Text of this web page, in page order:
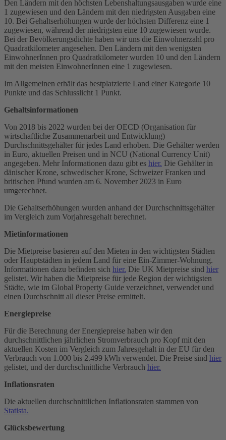
Den Ländern mit den höchsten Lebenshaltungsausgaben wurde eine
1 zugewiesen und den Ländern mit den niedrigsten Ausgaben eine
10. Bei Gehaltserhöhungen wurde der höchsten Differenz eine 1
zugewiesen, während der niedrigsten eine 10 zugewiesen wurde.
Bei der Bevölkerungsdichte haben wir uns die Einwohnerzahl pro
Quadratkilometer angesehen. Den Ländern mit den wenigsten
EinwohnerInnen pro Quadratkilometer wurden 10 und den Ländern
mit den meisten EinwohnerInnen eine 1 zugewiesen.
Im Allgemeinen erhält das bestplatzierte Land einer Kategorie 10
Punkte und das Schlusslicht 1 Punkt.
Gehaltsinformationen
Von 2018 bis 2022 wurden bei der OECD (Organisation für
wirtschaftliche Zusammenarbeit und Entwicklung)
Durchschnittsgehälter für jedes Land erhoben. Die Gehälter werden
in Euro, aktuellen Preisen und in NCU (National Currency Unit)
angegeben. Mehr Informationen dazu gibt es hier. Die Gehälter in
dänischer Krone, schwedischer Krone, Schweizer Franken und
britischen Pfund wurden am 6. November 2023 in Euro
umgerechnet.
Die Gehaltserhöhungen wurden anhand der Durchschnittsgehälter
im Vergleich zum Vorjahresgehalt berechnet.
Mietinformationen
Die Mietpreise basieren auf den Mieten in den wichtigsten Städten
oder Hauptstädten in jedem Land für eine Ein-Zimmer-Wohnung.
Informationen dazu befinden sich hier. Die UK Mietpreise sind hier
gelistet. Wir haben die Mietpreise für jede Region der wichtigsten
Städte, wie im Global Property Guide verzeichnet, verwendet und
einen Durchschnitt all dieser Preise ermittelt.
Energiepreise
Für die Berechnung der Energiepreise haben wir den
durchschnittlichen jährlichen Stromverbrauch pro Kopf mit den
aktuellen Kosten im Vergleich zum Jahresgehalt in der EU für den
Verbrauch von 1.000 bis 2.499 kWh verwendet. Die Preise sind hier
gelistet, und der durchschnittliche Verbrauch hier.
Inflationsraten
Die aktuellen durchschnittlichen Inflationsraten stammen von
Statista.
Glücksbewertung